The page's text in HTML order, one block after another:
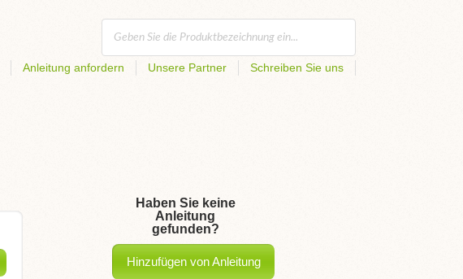
Anleitung anfordern Unsere Partner Schreiben Sie uns
Haben Sie keine
Anleitung
gefunden?
Hinzufügen von Anleitung